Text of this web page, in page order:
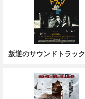
叛逆のサウンドトラック